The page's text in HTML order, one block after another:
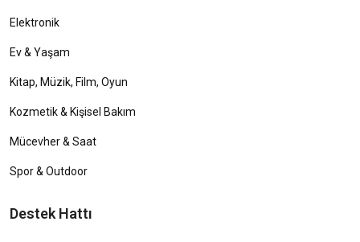
Elektronik
Ev & Yaşam
Kitap, Müzik, Film, Oyun
Kozmetik & Kişisel Bakım
Mücevher & Saat
Spor & Outdoor
Destek Hattı